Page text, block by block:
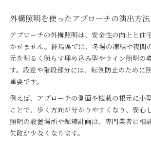
外構照明を使ったアプローチの演出方法
アプローチの外構照明は、安全性の向上と住
かせません。群馬県では、冬場の凍結や夜間
元を明るく照らす埋め込み型やライン照明の
す。段差や階段部分には、転倒防止のために
重要です。
例えば、アプローチの側面や植栽の根元に小
ことで、歩く方向が分かりやすくなり、安心
照明の設置場所や配線計画は、専門業者に相
失敗が少なくなります。